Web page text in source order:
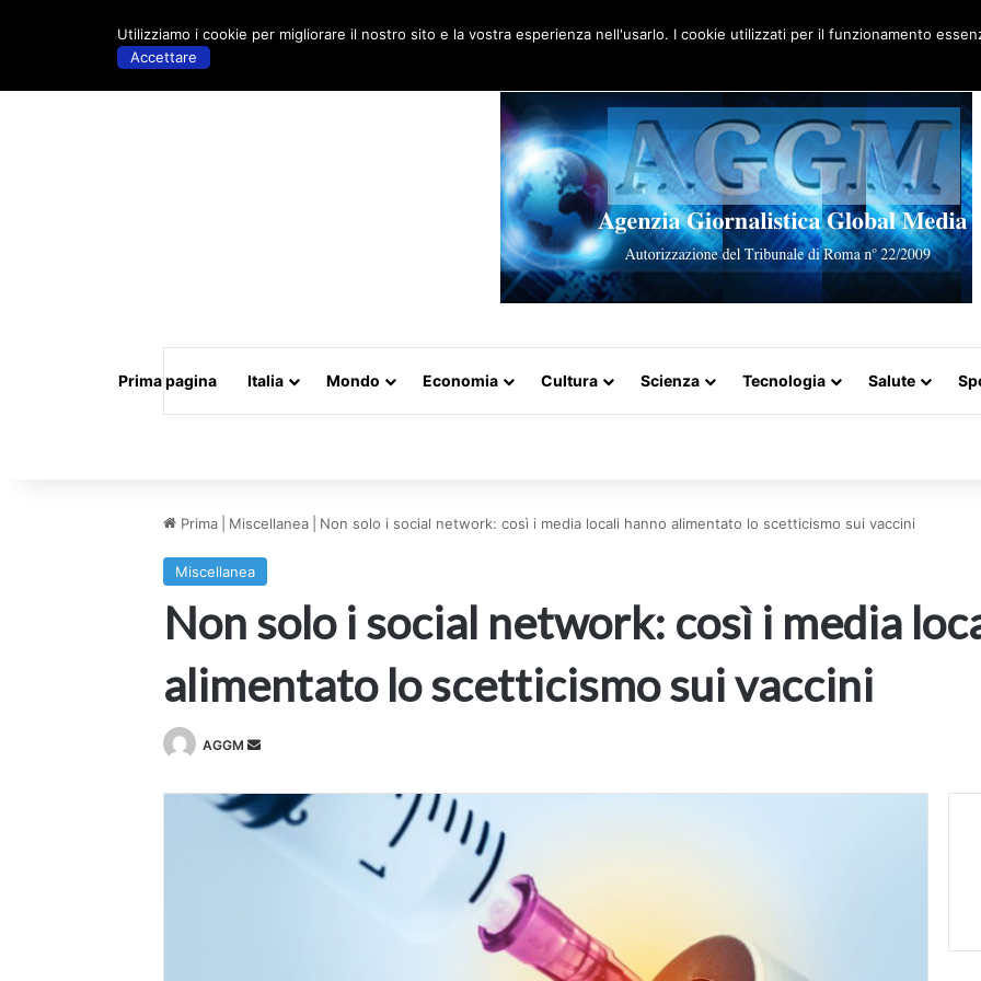
Artigo aleatório
Prima pagina Italia Mondo Economia Cultura Scienza Tecnologia Salute
Prima Miscellanea Non solo i social network: così i media locali hanno alimentato lo scetticismo sui vaccini
Miscellanea
Non solo i social network: così i media
alimentato lo scetticismo sui vaccini
AGGM
Invia
Utilizziamo i cookie per migliorare il nostro sito e la vostra esperienza nell'usarlo. I cookie utilizzati per il funzionamento
Accettare